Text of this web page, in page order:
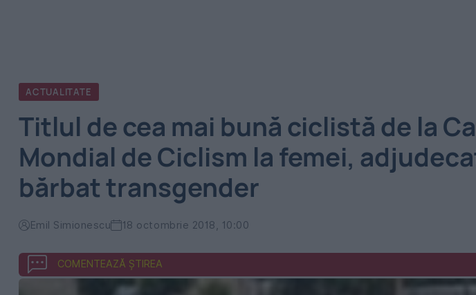
ACTUALITATE
Titlul de cea mai bună ciclistă de la
Mondial de Ciclism la femei,
bărbat transgender
Emil Simionescu 18 octombrie 2018, 10:00
COMENTEAZĂ ȘTIREA